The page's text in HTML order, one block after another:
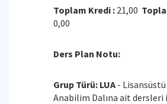
Toplam Kredi : 21,00
0,00
Ders Plan Notu:
Grup Türü: LUA -
Anabilim Dalına ait dersleri